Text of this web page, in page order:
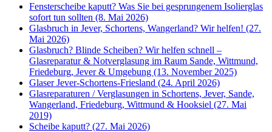
Fensterscheibe kaputt? Was Sie bei gesprungenem Isolierglas
sofort tun sollten (8. Mai 2026)
Glasbruch in Jever, Schortens, Wangerland? Wir helfen! (27.
Mai 2026)
Glasbruch? Blinde Scheiben? Wir helfen schnell –
Glasreparatur & Notverglasung im Raum Sande, Wittmund,
Friedeburg, Jever & Umgebung (13. November 2025)
Glaser Jever-Schortens-Friesland (24. April 2026)
Glasreparaturen / Verglasungen in Schortens, Jever, Sande,
Wangerland, Friedeburg, Wittmund & Hooksiel (27. Mai
2019)
Scheibe kaputt? (27. Mai 2026)